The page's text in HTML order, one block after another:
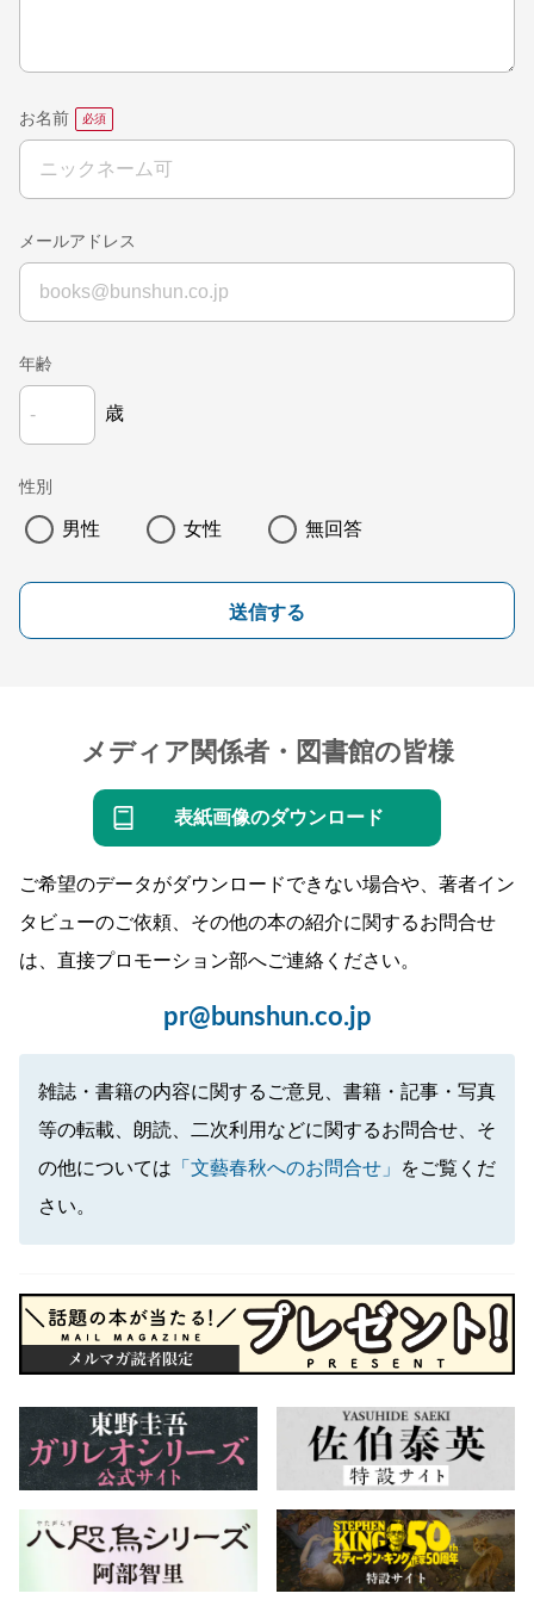
お名前
メールアドレス
年齢
歳
性別
男性 女性 無回答
送信する
メディア関係者・図書館の皆様
表紙画像のダウンロード
ご希望のデータがダウンロードできない場合や、著者イン
タビューのご依頼、その他の本の紹介に関するお問合せ
は、直接プロモーション部へご連絡ください。
pr@bunshun.co.jp
雑誌・書籍の内容に関するご意見、書籍・記事・写真
等の転載、朗読、二次利用などに関するお問合せ、そ
の他については 「文藝春秋へのお問合せ」
をご覧くだ
さい。